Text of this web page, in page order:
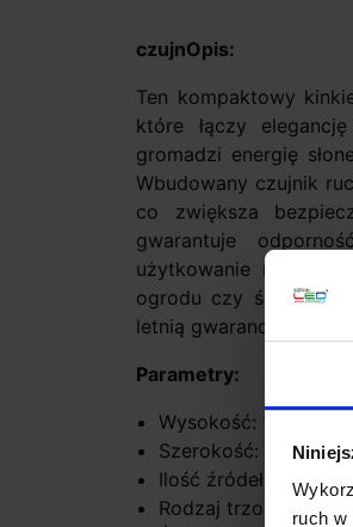
ruch
czujnOpis:
Ten kompaktowy
które łączy
gromadzi energię
Wbudowany czujnik
co zwiększa
gwarantuje
użytkowanie na
ogrodu czy ścieżek,
letnią gwarancję
Parametry:
Wysokość: 13 cm
Szerokość: 9 cm
Ilość źródeł: 1
Rodzaj trzonka: LED